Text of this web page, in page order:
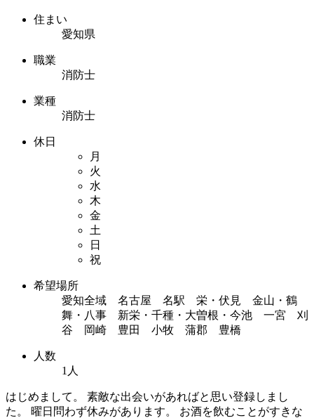
住まい
愛知県
職業
消防士
業種
消防士
休日
月
火
水
木
金
土
日
祝
希望場所
愛知全域 名古屋 名駅 栄・伏見 金山・鶴
舞・八事 新栄・千種・大曽根・今池 一宮 刈
谷 岡崎 豊田 小牧 蒲郡 豊橋
人数
1人
はじめまして。 素敵な出会いがあればと思い登録しまし
た。 曜日問わず休みがあります。 お酒を飲むことがすきな